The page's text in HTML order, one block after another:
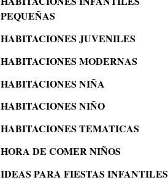
PEQUEÑAS
HABITACIONES JUVENILES
HABITACIONES MODERNAS
HABITACIONES NIÑA
HABITACIONES NIÑO
HABITACIONES TEMATICAS
HORA DE COMER NIÑOS
IDEAS PARA FIESTAS INFANTILES